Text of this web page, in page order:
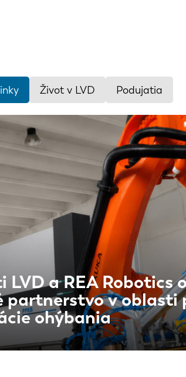
Život v LVD Podujatia
LVD a REA Robotics
partnerstvo v oblasti
ohýbania